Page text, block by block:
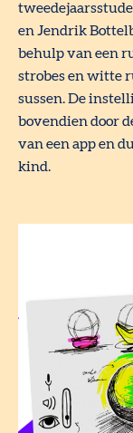
en Jendrik
behulp van een
strobes en witte
sussen. De
bovendien door
van een app en
kind.